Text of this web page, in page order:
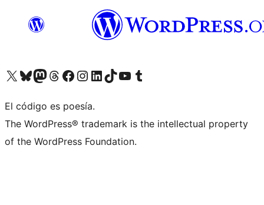
Visit our X (formerly Twitter) account
Visit our Bluesky account
Visit our Mastodon account
Visit our Threads account
Visita nuestra página de Facebook
Visita nuestra cuenta de Instagram
Visita nuestra cuenta de LinkedIn
Visit our TikTok account
Visita nuestro canal de YouTube
Visit our Tumblr account
El código es poesía.
The WordPress® trademark is the intellectual property
of the WordPress Foundation.